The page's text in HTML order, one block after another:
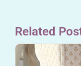
Related